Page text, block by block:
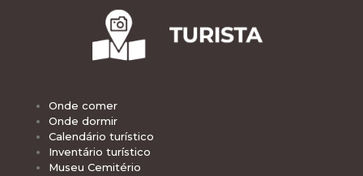
Onde comer
Onde dormir
Calendário turístico
Inventário turístico
Museu Cemitério